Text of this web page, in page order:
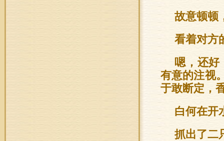
故意顿顿
看着对方
嗯，还好
有意的注视
于敢断定，
白何在开
抓出了二